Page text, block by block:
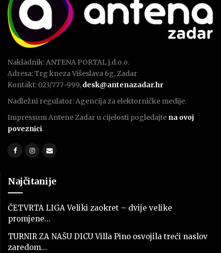
Nakladnik: ANTENA PORTAL j.d.o.o.
Adresa: Trg kneza Višeslava 6g, Zadar
Kontakt: 023/777-999, desk@antenazadar.hr
Nadležni regulator: Agencija za elektorničke medije.
Impressum Antene Zadar u cijelosti pogledajte na ovoj
poveznici.
Najčitanije
ČETVRTA LIGA Veliki zaokret – dvije velike
promjene…
TURNIR ZA NAŠU DICU Villa Pino osvojila treći naslov
zaredom…